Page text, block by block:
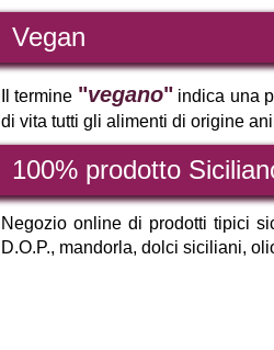
Vegan
Il termine "vegano" indica una
di vita tutti gli alimenti di origine
100% prodotto
Negozio online di prodotti tipici
D.O.P., mandorla, dolci siciliani,